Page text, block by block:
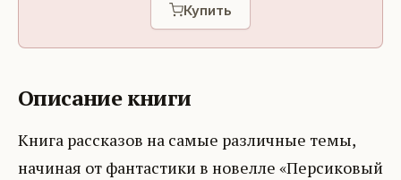
Купить
Описание книги
Книга рассказов на самые различные темы,
начиная от фантастики в новелле «Персиковый